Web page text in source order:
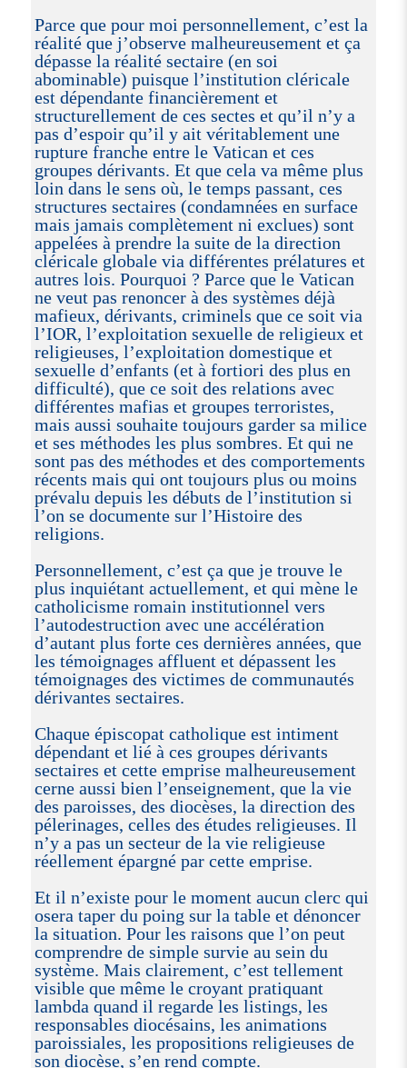
Parce que pour moi personnellement, c’est la
réalité que j’observe malheureusement et ça
dépasse la réalité sectaire (en soi
abominable) puisque l’institution cléricale
est dépendante financièrement et
structurellement de ces sectes et qu’il n’y a
pas d’espoir qu’il y ait véritablement une
rupture franche entre le Vatican et ces
groupes dérivants. Et que cela va même plus
loin dans le sens où, le temps passant, ces
structures sectaires (condamnées en surface
mais jamais complètement ni exclues) sont
appelées à prendre la suite de la direction
cléricale globale via différentes prélatures et
autres lois. Pourquoi ? Parce que le Vatican
ne veut pas renoncer à des systèmes déjà
mafieux, dérivants, criminels que ce soit via
l’IOR, l’exploitation sexuelle de religieux et
religieuses, l’exploitation domestique et
sexuelle d’enfants (et à fortiori des plus en
difficulté), que ce soit des relations avec
différentes mafias et groupes terroristes,
mais aussi souhaite toujours garder sa milice
et ses méthodes les plus sombres. Et qui ne
sont pas des méthodes et des comportements
récents mais qui ont toujours plus ou moins
prévalu depuis les débuts de l’institution si
l’on se documente sur l’Histoire des
religions.
Personnellement, c’est ça que je trouve le
plus inquiétant actuellement, et qui mène le
catholicisme romain institutionnel vers
l’autodestruction avec une accélération
d’autant plus forte ces dernières années, que
les témoignages affluent et dépassent les
témoignages des victimes de communautés
dérivantes sectaires.
Chaque épiscopat catholique est intiment
dépendant et lié à ces groupes dérivants
sectaires et cette emprise malheureusement
cerne aussi bien l’enseignement, que la vie
des paroisses, des diocèses, la direction des
pélerinages, celles des études religieuses. Il
n’y a pas un secteur de la vie religieuse
réellement épargné par cette emprise.
Et il n’existe pour le moment aucun clerc qui
osera taper du poing sur la table et dénoncer
la situation. Pour les raisons que l’on peut
comprendre de simple survie au sein du
système. Mais clairement, c’est tellement
visible que même le croyant pratiquant
lambda quand il regarde les listings, les
responsables diocésains, les animations
paroissiales, les propositions religieuses de
son diocèse, s’en rend compte.